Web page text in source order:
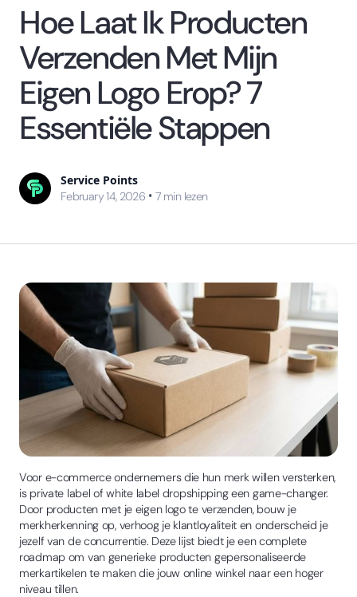
Hoe Laat Ik Producten
Verzenden Met Mijn
Eigen Logo Erop? 7
Essentiële Stappen
Service Points
February 14, 2026 • 7 min lezen
Voor e-commerce ondernemers die hun merk willen versterken,
is private label of white label dropshipping een game-changer.
Door producten met je eigen logo te verzenden, bouw je
merkherkenning op, verhoog je klantloyaliteit en onderscheid je
jezelf van de concurrentie. Deze lijst biedt je een complete
roadmap om van generieke producten gepersonaliseerde
merkartikelen te maken die jouw online winkel naar een hoger
niveau tillen.